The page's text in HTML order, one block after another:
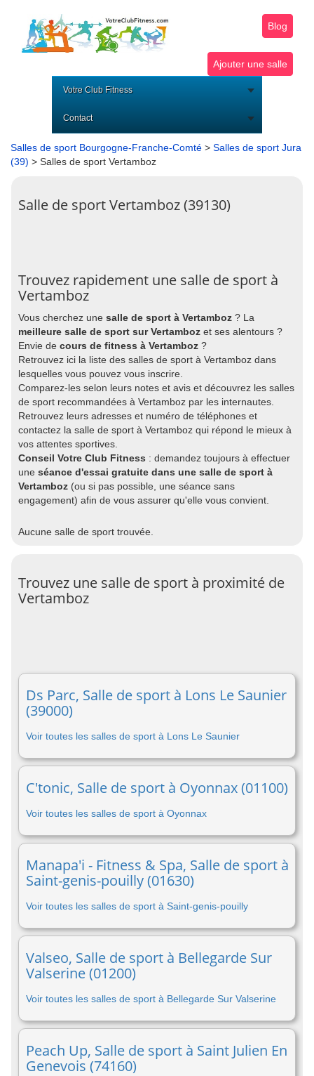
Blog
Ajouter une salle
Votre Club Fitness
Contact
Salles de sport Bourgogne-Franche-Comté > Salles de sport Jura
(39) > Salles de sport Vertamboz
Salle de sport Vertamboz (39130)
Trouvez rapidement une salle de sport à
Vertamboz
Vous cherchez une salle de sport à Vertamboz ? La
meilleure salle de sport sur Vertamboz et ses alentours ?
Envie de cours de fitness à Vertamboz ?
Retrouvez ici la liste des salles de sport à Vertamboz dans
lesquelles vous pouvez vous inscrire.
Comparez-les selon leurs notes et avis et découvrez les salles
de sport recommandées à Vertamboz par les internautes.
Retrouvez leurs adresses et numéro de téléphones et
contactez la salle de sport à Vertamboz qui répond le mieux à
vos attentes sportives.
Conseil Votre Club Fitness : demandez toujours à effectuer
une séance d'essai gratuite dans une salle de sport à
Vertamboz (ou si pas possible, une séance sans
engagement) afin de vous assurer qu'elle vous convient.
Aucune salle de sport trouvée.
Trouvez une salle de sport à proximité de
Vertamboz
Ds Parc, Salle de sport à Lons Le Saunier
(39000)
Voir toutes les salles de sport à Lons Le Saunier
C'tonic, Salle de sport à Oyonnax (01100)
Voir toutes les salles de sport à Oyonnax
Manapa'i - Fitness & Spa, Salle de sport à
Saint-genis-pouilly (01630)
Voir toutes les salles de sport à Saint-genis-pouilly
Valseo, Salle de sport à Bellegarde Sur
Valserine (01200)
Voir toutes les salles de sport à Bellegarde Sur Valserine
Peach Up, Salle de sport à Saint Julien En
Genevois (74160)